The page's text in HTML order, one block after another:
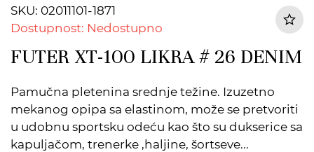
SKU: 02011101-1871
Dostupnost: Nedostupno
FUTER XT-100 LIKRA # 26 DENIM
Pamučna pletenina srednje težine. Izuzetno
mekanog opipa sa elastinom, može se pretvoriti
u udobnu sportsku odeću kao što su dukserice sa
kapuljačom, trenerke ,haljine, šortseve...